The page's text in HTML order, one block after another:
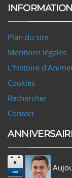
Plan du site
Mentions légales
L'histoire
Cookies
Rechercher
Contact
9
Aoû